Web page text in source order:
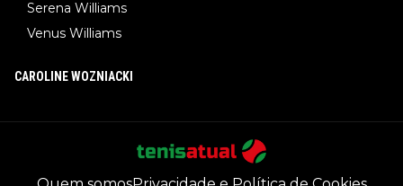
Serena Williams
Venus Williams
CAROLINE WOZNIACKI